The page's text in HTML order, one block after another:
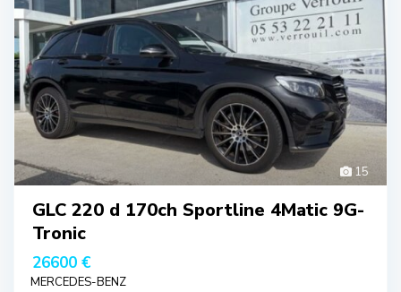
15
GLC 220 d 170ch Sportline 4Matic 9G-
Tronic
26600 €
MERCEDES-BENZ